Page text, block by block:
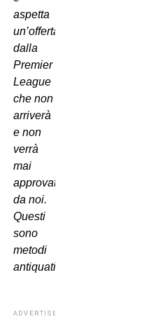
aspetta
un’offerta
dalla
Premier
League
che non
arriverà
e non
verrà
mai
approvata
da noi.
Questi
sono
metodi
antiquati”
ADVERTISEMENT